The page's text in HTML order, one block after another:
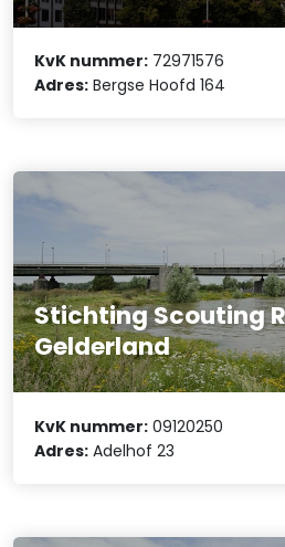
KvK nummer: 72971576
Adres: Bergse Hoofd 164
Stichting Scouting
Gelderland
KvK nummer: 09120250
Adres: Adelhof 23